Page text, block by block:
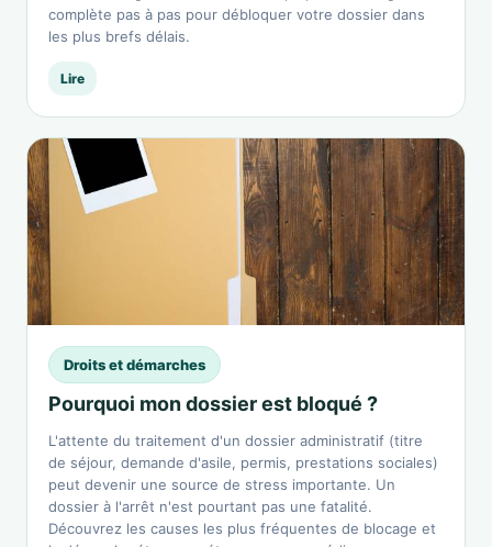
complète pas à pas pour débloquer votre dossier dans
les plus brefs délais.
Lire
Droits et démarches
Pourquoi mon dossier est bloqué ?
L'attente du traitement d'un dossier administratif (titre
de séjour, demande d'asile, permis, prestations sociales)
peut devenir une source de stress importante. Un
dossier à l'arrêt n'est pourtant pas une fatalité.
Découvrez les causes les plus fréquentes de blocage et